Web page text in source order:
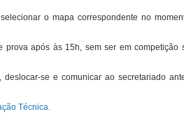
o mapa correspondente no
após às 15h, sem ser em competição
se e comunicar ao secretariado
Técnica.